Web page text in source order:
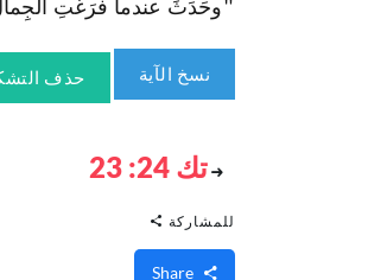
"وحَدَثَ عندما فرَغَتِ
نسخ الآية حذف
تك 24: 23
للمشاركة